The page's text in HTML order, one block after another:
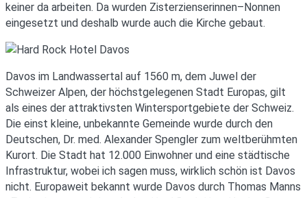
keiner da arbeiten. Da wurden Zisterzienserinnen–Nonnen
eingesetzt und deshalb wurde auch die Kirche gebaut.
Davos im Landwassertal auf 1560 m, dem Juwel der
Schweizer Alpen, der höchstgelegenen Stadt Europas, gilt
als eines der attraktivsten Wintersportgebiete der Schweiz.
Die einst kleine, unbekannte Gemeinde wurde durch den
Deutschen, Dr. med. Alexander Spengler zum weltberühmten
Kurort. Die Stadt hat 12.000 Einwohner und eine städtische
Infrastruktur, wobei ich sagen muss, wirklich schön ist Davos
nicht. Europaweit bekannt wurde Davos durch Thomas Manns